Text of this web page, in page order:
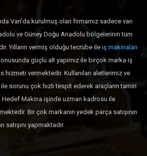
Van'da kurulmuş olan firmamız sadece van
ve Güney Doğu Anadolu bölgelerinin tüm
Yılların vermiş olduğu tecrübe ile iş makinaları
güçlü alt yapımız ile birçok marka iş
hizmeti vermektedir. Kullanılan aletlerimiz ve
ile sorunu çok hızlı tespit ederek araçların tamiri
Hedef Makina işinde uzman kadrosu ile
Bir çok markanın yedek parça satışının
satışını yapmaktadır.